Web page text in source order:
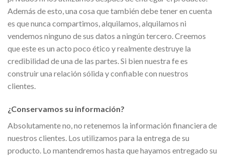
Además de esto, una cosa que también debe tener en cuenta
es que nunca compartimos, alquilamos, alquilamos ni
vendemos ninguno de sus datos a ningún tercero. Creemos
que este es un acto poco ético y realmente destruye la
credibilidad de una de las partes. Si bien nuestra fe es
construir una relación sólida y confiable con nuestros
clientes.
¿Conservamos su información?
Absolutamente no, no retenemos la información financiera de
nuestros clientes. Los utilizamos para la entrega de su
producto. Lo mantendremos hasta que hayamos entregado su